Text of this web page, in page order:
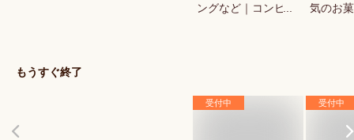
ングなど｜コンビ
気のお
もうすぐ終了
受付中 受付中